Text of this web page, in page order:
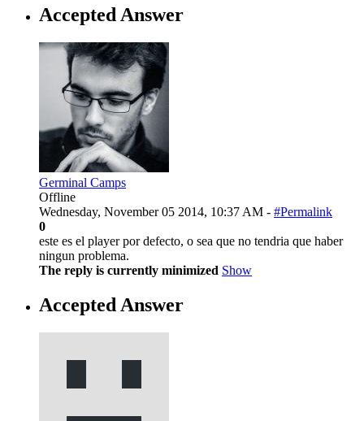
Accepted Answer
Germinal Camps
Offline
Wednesday, November 05 2014, 10:37 AM - #Permalink
0
este es el player por defecto, o sea que no tendria que haber
ningun problema.
The reply is currently minimized Show
Accepted Answer